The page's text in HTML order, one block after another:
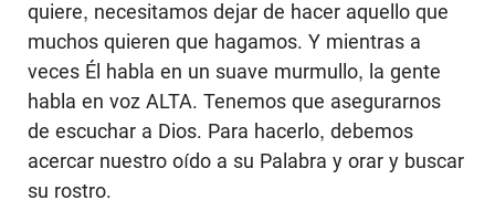
quiere, necesitamos dejar de hacer aquello que
muchos quieren que hagamos. Y mientras a
veces Él habla en un suave murmullo, la gente
habla en voz ALTA. Tenemos que asegurarnos
de escuchar a Dios. Para hacerlo, debemos
acercar nuestro oído a su Palabra y orar y buscar
su rostro.